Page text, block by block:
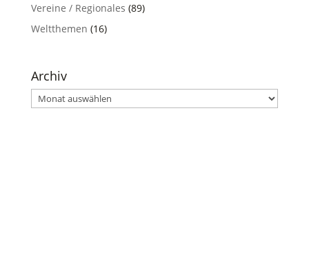
Vereine / Regionales (89)
Weltthemen (16)
Archiv
Archiv